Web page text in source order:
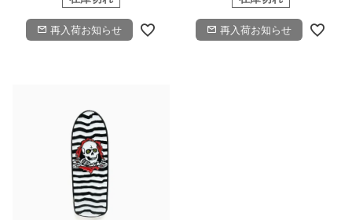
再入荷お知らせ 再入荷お知らせ